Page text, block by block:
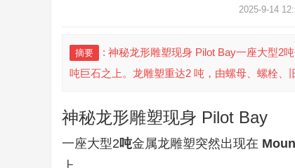
2025-9-14
摘要
: 神秘龙形雕塑现身 Pilot Bay一座大型2
吨巨石之上。龙雕塑重达2 吨，由螺母、螺栓
神秘龙形雕塑现身 Pilot Bay
一座大型2吨金属龙雕塑突然出现在